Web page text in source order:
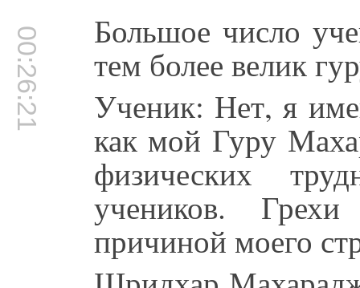
00:26:21 Большое число
тем более велик
Ученик: Нет, я
как мой Гуру
физических
учеников.
причиной моего